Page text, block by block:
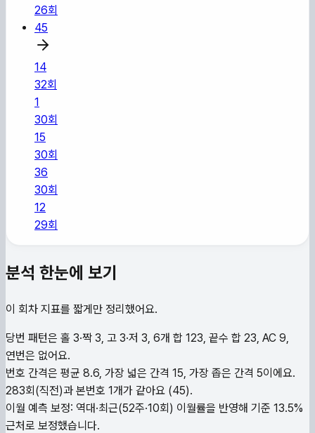
26회
45
14
32회
1
30회
15
30회
36
30회
12
29회
분석 한눈에 보기
이 회차 지표를 짧게만 정리했어요.
당번 패턴은 홀 3·짝 3, 고 3·저 3, 6개 합 123, 끝수 합 23, AC 9,
연번은 없어요.
번호 간격은 평균 8.6, 가장 넓은 간격 15, 가장 좁은 간격 5이에요.
283회(직전)과 본번호 1개가 같아요 (45).
이월 예측 보정: 역대·최근(52주·10회) 이월률을 반영해 기준 13.5%
근처로 보정했습니다.